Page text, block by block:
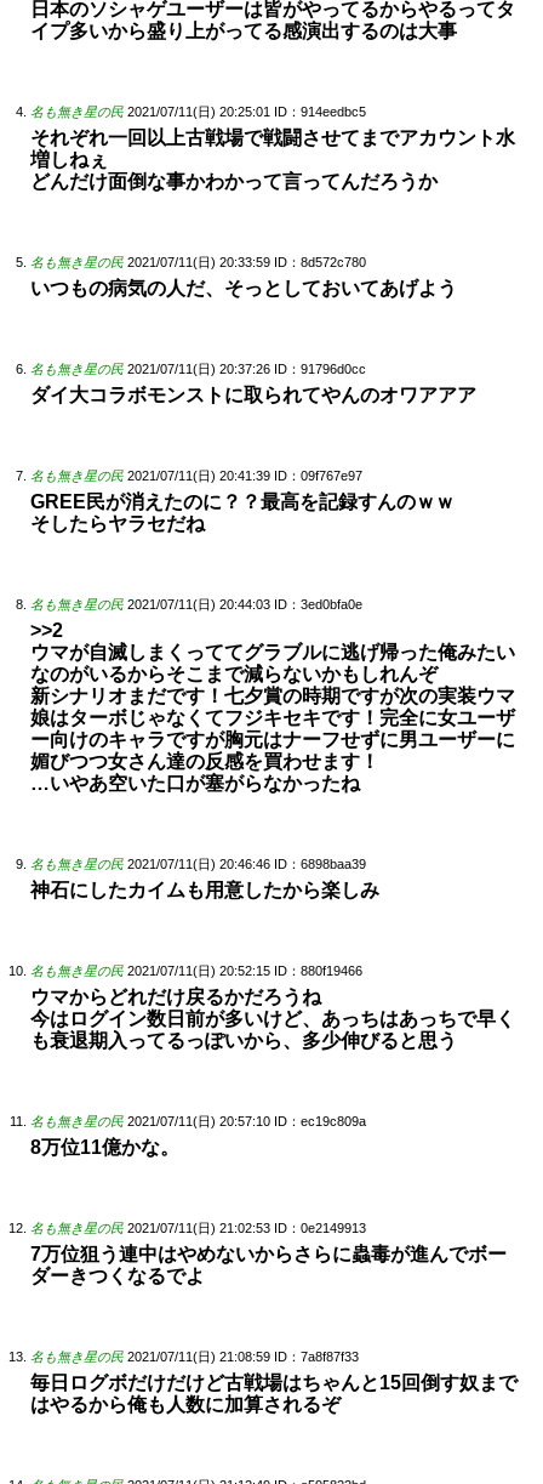
日本のソシャゲユーザーは皆がやってるからやるってタ
イプ多いから盛り上がってる感演出するのは大事
名も無き星の民 2021/07/11(日) 20:25:01 ID：914eedbc5
それぞれ一回以上古戦場で戦闘させてまでアカウント水
増しねぇ
どんだけ面倒な事かわかって言ってんだろうか
名も無き星の民 2021/07/11(日) 20:33:59 ID：8d572c780
いつもの病気の人だ、そっとしておいてあげよう
名も無き星の民 2021/07/11(日) 20:37:26 ID：91796d0cc
ダイ大コラボモンストに取られてやんのオワアアア
名も無き星の民 2021/07/11(日) 20:41:39 ID：09f767e97
GREE民が消えたのに？？最高を記録すんのｗｗ
そしたらヤラセだね
名も無き星の民 2021/07/11(日) 20:44:03 ID：3ed0bfa0e
>>2
ウマが自滅しまくっててグラブルに逃げ帰った俺みたい
なのがいるからそこまで減らないかもしれんぞ
新シナリオまだです！七夕賞の時期ですが次の実装ウマ
娘はターボじゃなくてフジキセキです！完全に女ユーザ
ー向けのキャラですが胸元はナーフせずに男ユーザーに
媚びつつ女さん達の反感を買わせます！
…いやあ空いた口が塞がらなかったね
名も無き星の民 2021/07/11(日) 20:46:46 ID：6898baa39
神石にしたカイムも用意したから楽しみ
名も無き星の民 2021/07/11(日) 20:52:15 ID：880f19466
ウマからどれだけ戻るかだろうね
今はログイン数日前が多いけど、あっちはあっちで早く
も衰退期入ってるっぽいから、多少伸びると思う
名も無き星の民 2021/07/11(日) 20:57:10 ID：ec19c809a
8万位11億かな。
名も無き星の民 2021/07/11(日) 21:02:53 ID：0e2149913
7万位狙う連中はやめないからさらに蟲毒が進んでボー
ダーきつくなるでよ
名も無き星の民 2021/07/11(日) 21:08:59 ID：7a8f87f33
毎日ログボだけだけど古戦場はちゃんと15回倒す奴まで
はやるから俺も人数に加算されるぞ